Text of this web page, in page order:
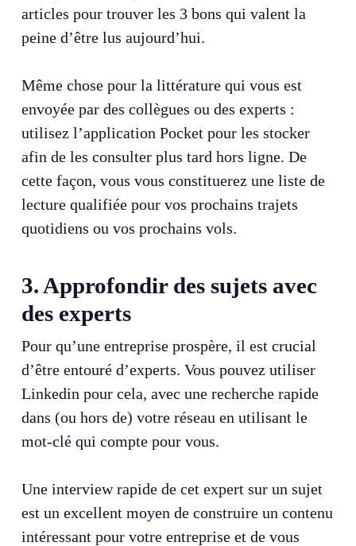
articles pour trouver les 3 bons qui valent la
peine d’être lus aujourd’hui.
Même chose pour la littérature qui vous est
envoyée par des collègues ou des experts :
utilisez l’application Pocket pour les stocker
afin de les consulter plus tard hors ligne. De
cette façon, vous vous constituerez une liste de
lecture qualifiée pour vos prochains trajets
quotidiens ou vos prochains vols.
3. Approfondir des sujets avec
des experts
Pour qu’une entreprise prospère, il est crucial
d’être entouré d’experts. Vous pouvez utiliser
Linkedin pour cela, avec une recherche rapide
dans (ou hors de) votre réseau en utilisant le
mot-clé qui compte pour vous.
Une interview rapide de cet expert sur un sujet
est un excellent moyen de construire un contenu
intéressant pour votre entreprise et de vous